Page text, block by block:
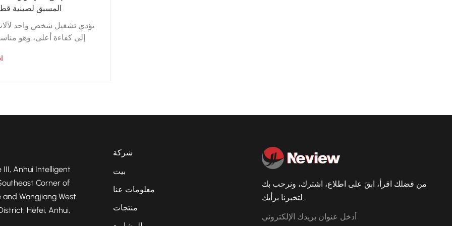
المسبق لصينية
يؤدي تشغيل شخص واحد
إلى كفاءة أعلى، وهو
من فضلك اقرأ، ابقَ على اطلاع، اشترك، ونرحب بك
لتخبرنا برأيك.
III, Anhui Intelligent
Corner of
Wangjiang West
Hefei, Anhui,
شركة
بيت
معلومات عنا
منتجات